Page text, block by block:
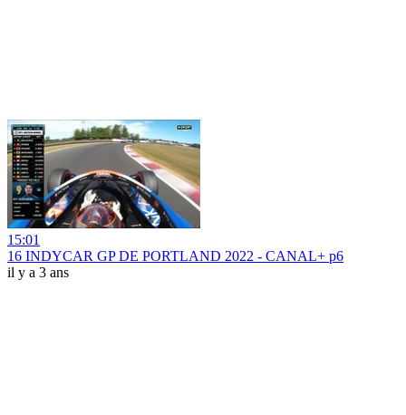
15:01
16 INDYCAR GP DE PORTLAND 2022 - CANAL+ p6
il y a 3 ans